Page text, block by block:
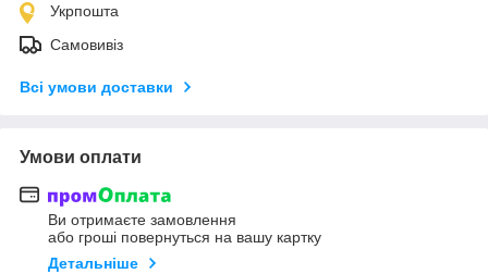
Укрпошта
Самовивіз
Всі умови доставки
Умови оплати
Ви отримаєте замовлення
або гроші повернуться на вашу картку
Детальніше